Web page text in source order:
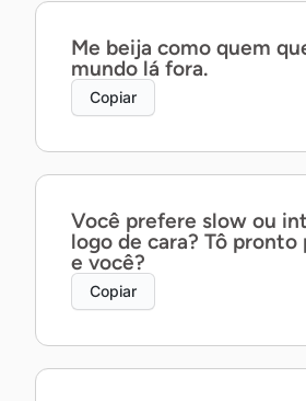
Me beija como quem
mundo lá fora.
Copiar
Você prefere slow ou
logo de cara? Tô pronto
e você?
Copiar